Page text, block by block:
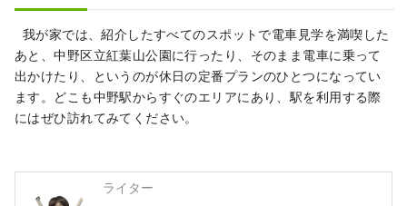
我が家では、紹介したすべてのスポットで電車見学を満喫した
あと、中野区立紅葉山公園に行ったり、そのまま電車に乗って
出かけたり、というのが休日の定番プランのひとつになってい
ます。どこも中野駅からすぐのエリアにあり、駅を利用する際
にはぜひ訪れてみてください。
ライター